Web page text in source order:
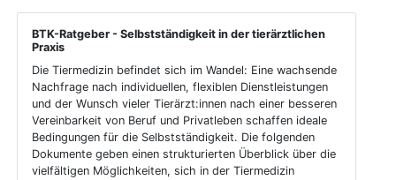
BTK-Ratgeber - Selbstständigkeit in der tierärztlichen
Praxis
Die Tiermedizin befindet sich im Wandel: Eine wachsende
Nachfrage nach individuellen, flexiblen Dienstleistungen
und der Wunsch vieler Tierärzt:innen nach einer besseren
Vereinbarkeit von Beruf und Privatleben schaffen ideale
Bedingungen für die Selbstständigkeit. Die folgenden
Dokumente geben einen strukturierten Überblick über die
vielfältigen Möglichkeiten, sich in der Tiermedizin